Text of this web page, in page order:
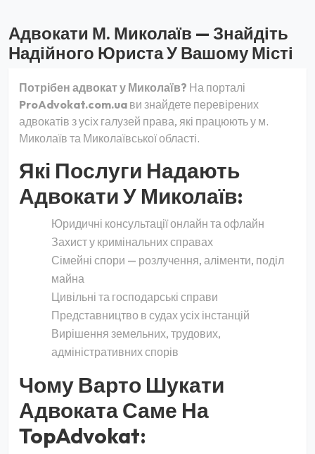
Адвокати М. Миколаїв — Знайдіть
Надійного Юриста У Вашому Місті
Потрібен адвокат у Миколаїв? На порталі
ProAdvokat.com.ua ви знайдете перевірених
адвокатів з усіх галузей права, які працюють у м.
Миколаїв та Миколаївської області.
Які Послуги Надають
Адвокати У Миколаїв:
Юридичні консультації онлайн та офлайн
Захист у кримінальних справах
Сімейні спори — розлучення, аліменти, поділ
майна
Цивільні та господарські справи
Представництво в судах усіх інстанцій
Вирішення земельних, трудових,
адміністративних спорів
Чому Варто Шукати
Адвоката Саме На
TopAdvokat: